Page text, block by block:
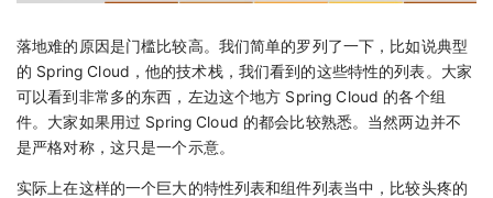
落地难的原因是门槛比较高。我们简单的罗列了一下，比如说典型
的 Spring Cloud，他的技术栈，我们看到的这些特性的列表。大家
可以看到非常多的东西，左边这个地方 Spring Cloud 的各个组
件。大家如果用过 Spring Cloud 的都会比较熟悉。当然两边并不
是严格对称，这只是一个示意。
实际上在这样的一个巨大的特性列表和组件列表当中，比较头疼的